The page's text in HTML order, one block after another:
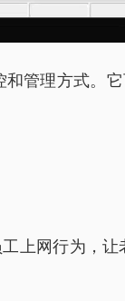
管理方式。
上网行为，